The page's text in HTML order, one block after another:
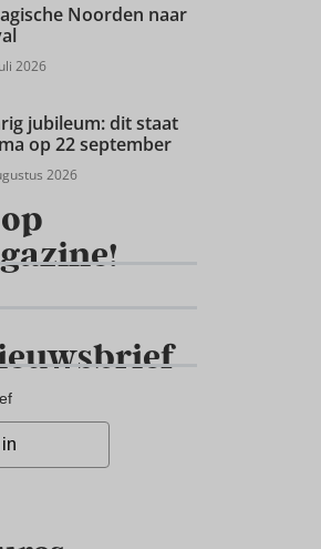
Noorden naar
2026
jubileum: dit staat
op 22 september
2026